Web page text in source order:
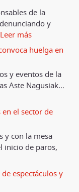
de la
y
Leer más
huelga en
y eventos de la
Aste Nagusiak…
el sector de
y con la mesa
inicio de paros,
espectáculos y